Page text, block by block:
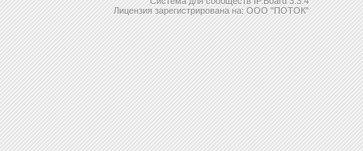
Лицензия зарегистрирована на: ООО "ПОТОК"